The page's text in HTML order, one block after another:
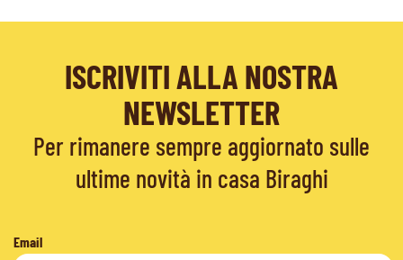
ISCRIVITI ALLA NOSTRA
NEWSLETTER
Per rimanere sempre aggiornato sulle
ultime novità in casa Biraghi
Email